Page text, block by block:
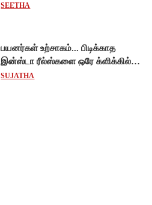
SEETHA
பயனர்கள் உற்சாகம்... பிடிக்காத
இன்ஸ்டா ரீல்ஸ்களை ஒரே க்ளிக்கில்
மாற்றியமைக்கலாம்!
SUJATHA